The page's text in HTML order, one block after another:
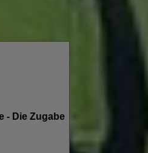
- Die Zugabe